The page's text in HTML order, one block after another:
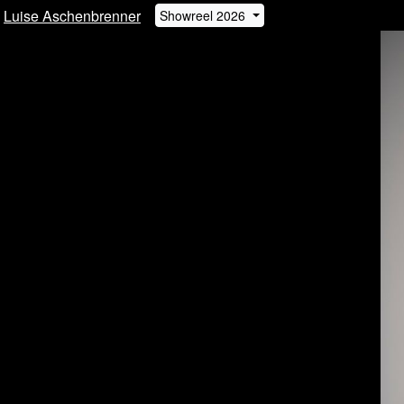
Luise Aschenbrenner Showreel 2026